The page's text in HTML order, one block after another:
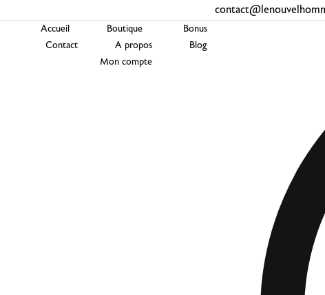
Accueil Boutique
Bonus
Contact
A propos
Blog
Mon compte